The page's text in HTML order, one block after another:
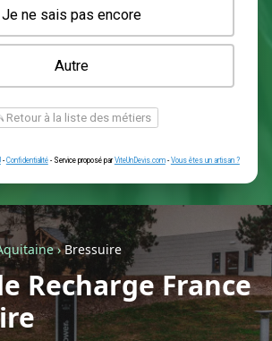
prise renforcée (type greenup)
Une simple prise
Je ne sais pas encore
Autre
Retour à la liste des métiers
›Bressuire
Recharge France